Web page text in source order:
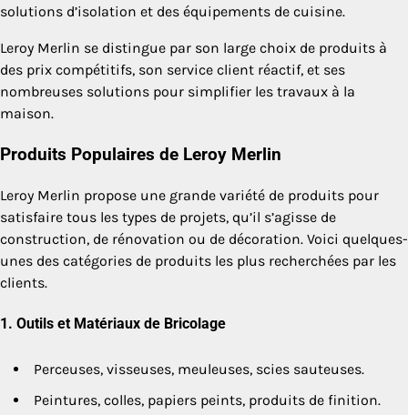
solutions d’isolation et des équipements de cuisine.
Leroy Merlin se distingue par son large choix de produits à
des prix compétitifs, son service client réactif, et ses
nombreuses solutions pour simplifier les travaux à la
maison.
Produits Populaires de Leroy Merlin
Leroy Merlin propose une grande variété de produits pour
satisfaire tous les types de projets, qu’il s’agisse de
construction, de rénovation ou de décoration. Voici quelques-
unes des catégories de produits les plus recherchées par les
clients.
1. Outils et Matériaux de Bricolage
Perceuses, visseuses, meuleuses, scies sauteuses.
Peintures, colles, papiers peints, produits de finition.